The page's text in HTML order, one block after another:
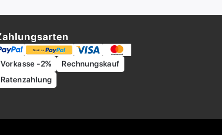
Vorkasse -2%
Rechnungskauf
Ratenzahlung